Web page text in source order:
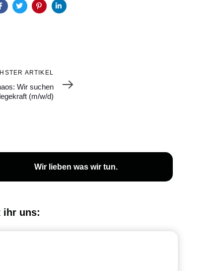
ARTIKEL
Wir suchen
(m/w/d)
Wir lieben was wir tun.
ihr uns: